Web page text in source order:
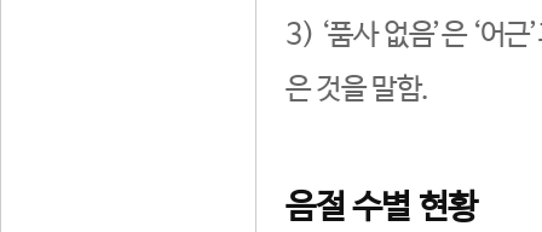
3) ‘품사 없음’은 ‘어
은 것을 말함.
음절 수별 현황